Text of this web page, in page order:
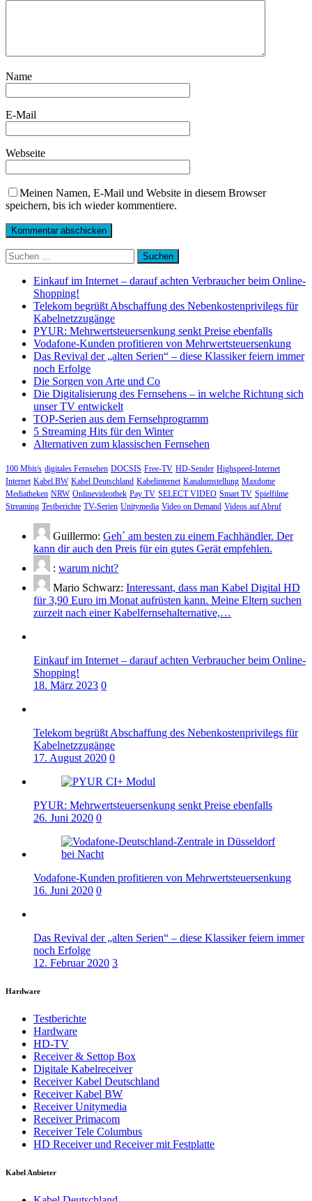
Name
E-Mail
Webseite
Meinen Namen, E-Mail und Website in diesem Browser
speichern, bis ich wieder kommentiere.
Suchen
nach:
Einkauf im Internet – darauf achten Verbraucher beim Online-
Shopping!
Telekom begrüßt Abschaffung des Nebenkostenprivilegs für
Kabelnetzzugänge
PYUR: Mehrwertsteuersenkung senkt Preise ebenfalls
Vodafone-Kunden profitieren von Mehrwertsteuersenkung
Das Revival der „alten Serien“ – diese Klassiker feiern immer
noch Erfolge
Die Sorgen von Arte und Co
Die Digitalisierung des Fernsehens – in welche Richtung sich
unser TV entwickelt
TOP-Serien aus dem Fernsehprogramm
5 Streaming Hits für den Winter
Alternativen zum klassischen Fernsehen
100 Mbit/s digitales Fernsehen DOCSIS Free-TV HD-Sender Highspeed-Internet
Internet Kabel BW Kabel Deutschland Kabelinternet Kanalumstellung Maxdome
Mediatheken NRW Onlinevideothek Pay TV SELECT VIDEO Smart TV Spielfilme
Streaming Testberichte TV-Serien Unitymedia Video on Demand Videos auf Abruf
Guillermo: Geh´ am besten zu einem Fachhändler. Der
kann dir auch den Preis für ein gutes Gerät empfehlen.
: warum nicht?
Mario Schwarz: Interessant, dass man Kabel Digital HD
für 3,90 Euro im Monat aufrüsten kann. Meine Eltern suchen
zurzeit nach einer Kabelfernsehalternative,…
Einkauf im Internet – darauf achten Verbraucher beim Online-
Shopping!
18. März 2023 0
Telekom begrüßt Abschaffung des Nebenkostenprivilegs für
Kabelnetzzugänge
17. August 2020 0
PYUR: Mehrwertsteuersenkung senkt Preise ebenfalls
26. Juni 2020 0
Vodafone-Kunden profitieren von Mehrwertsteuersenkung
16. Juni 2020 0
Das Revival der „alten Serien“ – diese Klassiker feiern immer
noch Erfolge
12. Februar 2020 3
Hardware
Testberichte
Hardware
HD-TV
Receiver & Settop Box
Digitale Kabelreceiver
Receiver Kabel Deutschland
Receiver Kabel BW
Receiver Unitymedia
Receiver Primacom
Receiver Tele Columbus
HD Receiver und Receiver mit Festplatte
Kabel Anbieter